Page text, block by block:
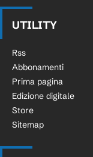
UTILITY
Rss
Abbonamenti
Prima pagina
Edizione digitale
Store
Sitemap